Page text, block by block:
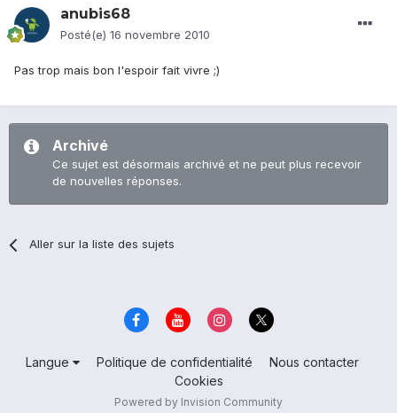
anubis68
Posté(e) 16 novembre 2010
Pas trop mais bon l'espoir fait vivre ;)
Archivé
Ce sujet est désormais archivé et ne peut plus recevoir
de nouvelles réponses.
Aller sur la liste des sujets
Langue Politique de confidentialité
Nous contacter
Cookies
Powered by Invision Community